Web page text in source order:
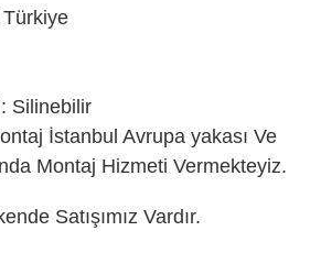
Silinebilir
İstanbul Avrupa yakası Ve
Montaj Hizmeti Vermekteyiz.
Satışımız Vardır.